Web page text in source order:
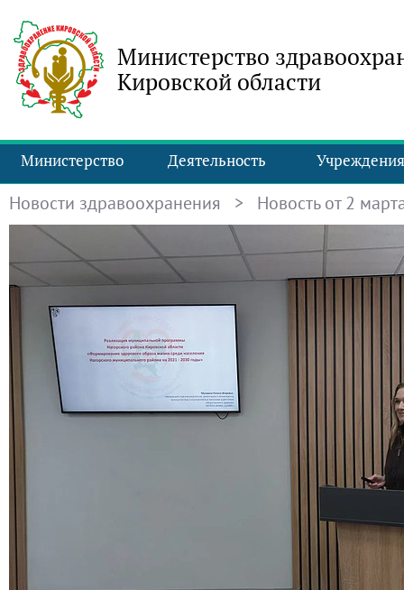
Министерство
Кировской области
Министерство Деятельность Учреждения
Новости здравоохранения > Новость от 2